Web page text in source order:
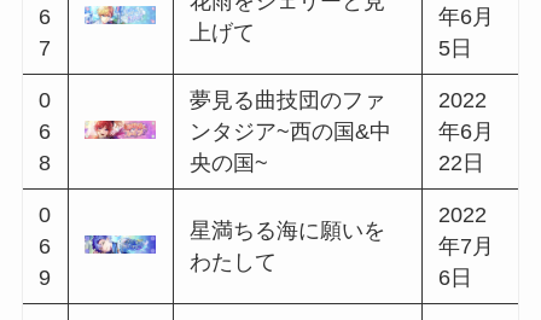
0
5
7
輝く空のペールノエ
ル
2021
年12
月19
日
0
5
8
白亜の城に伝説の目
2022
年1月
7日
0
5
2022
年2月